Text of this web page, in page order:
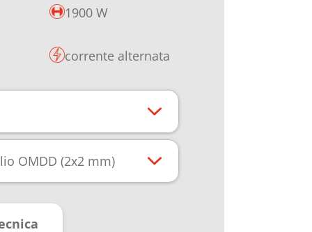
1900 W
corrente alternata
OMDD (2x2 mm)